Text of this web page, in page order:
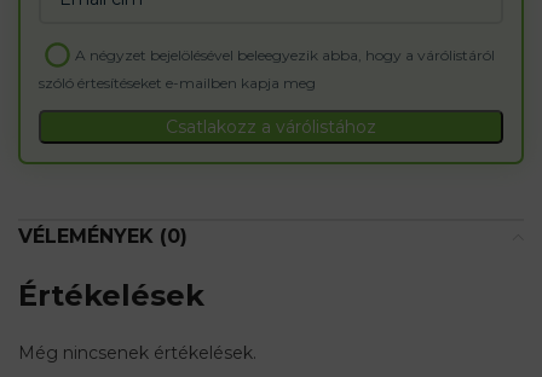
A négyzet bejelölésével beleegyezik abba, hogy a várólistáról
szóló értesítéseket e-mailben kapja meg
your
email
address
to
join
the
waitlist
this
Csatlakozz a várólistához
VÉLEMÉNYEK (0)
Értékelések
Még nincsenek értékelések.